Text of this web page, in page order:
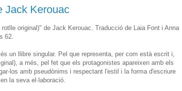
Jack Kerouac
original)" de Jack Kerouac. Traducció de Laia Font i Anna
62.
un llibre singular. Pel que representa, per com està escrit i,
a més, pel fet que els protagonistes apareixen amb els
los amb pseudònims i respectant l'estil i la forma d'escriure
la seva el·laboració.